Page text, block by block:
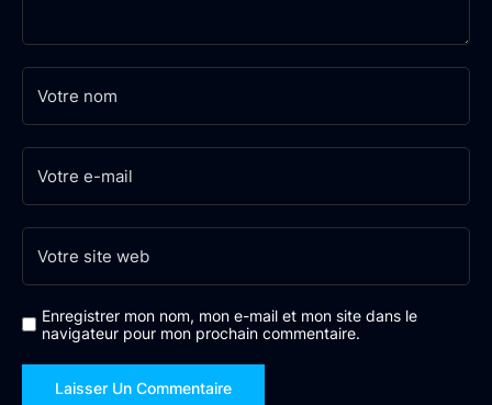
Enregistrer mon nom, mon e-mail et mon site dans le
navigateur pour mon prochain commentaire.